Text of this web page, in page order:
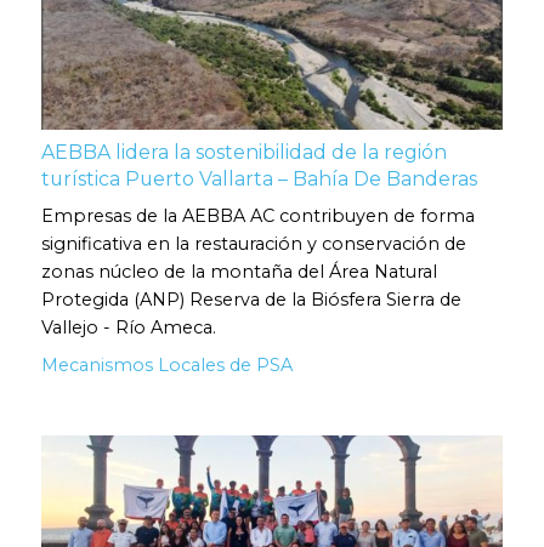
AEBBA lidera la sostenibilidad de la región
turística Puerto Vallarta – Bahía De Banderas
Empresas de la AEBBA AC contribuyen de forma
significativa en la restauración y conservación de
zonas núcleo de la montaña del Área Natural
Protegida (ANP) Reserva de la Biósfera Sierra de
Vallejo - Río Ameca.
Mecanismos Locales de PSA